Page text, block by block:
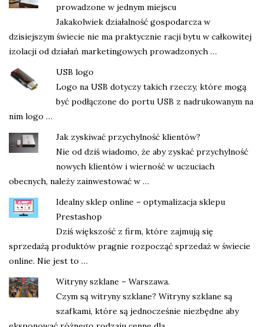
prowadzone w jednym miejscu
Jakakolwiek działalność gospodarcza w
dzisiejszym świecie nie ma praktycznie racji bytu w całkowitej
izolacji od działań marketingowych prowadzonych …
USB logo
Logo na USB dotyczy takich rzeczy, które mogą
być podłączone do portu USB z nadrukowanym na
nim logo …
Jak zyskiwać przychylność klientów?
Nie od dziś wiadomo, że aby zyskać przychylność
nowych klientów i wierność w uczuciach
obecnych, należy zainwestować w …
Idealny sklep online – optymalizacja sklepu
Prestashop
Dziś większość z firm, które zajmują się
sprzedażą produktów pragnie rozpocząć sprzedaż w świecie
online. Nie jest to …
Witryny szklane – Warszawa.
Czym są witryny szklane? Witryny szklane są
szafkami, które są jednocześnie niezbędne aby